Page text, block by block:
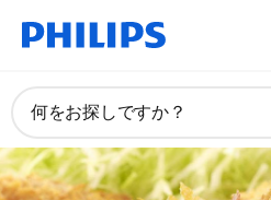
何をお探しですか？